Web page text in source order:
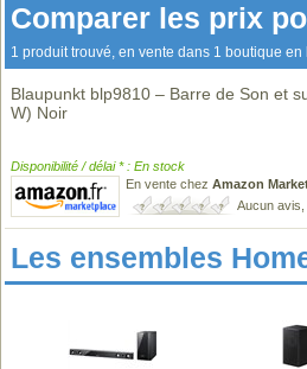
Comparer les prix
1 produit trouvé, en vente dans 1 boutique en
Blaupunkt blp9810 – Barre de Son et
W) Noir
Disponibilité / délai * : En stock
En vente chez Amazon
Aucun
Les ensembles